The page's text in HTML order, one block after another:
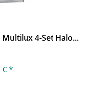
Multilux 4-Set Halo...
€ *